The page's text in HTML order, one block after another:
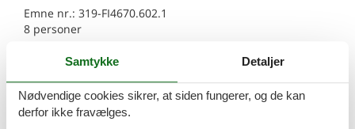
Emne nr.: 319-FI4670.602.1
8 personer
Sommerhus - 10 personer - 19430 -
Pertunmaa
Emne nr.:319-FI4670.607.1
10 personer
Samtykke Detaljer
Nødvendige cookies sikrer, at siden fungerer, og de kan
derfor ikke fravælges.